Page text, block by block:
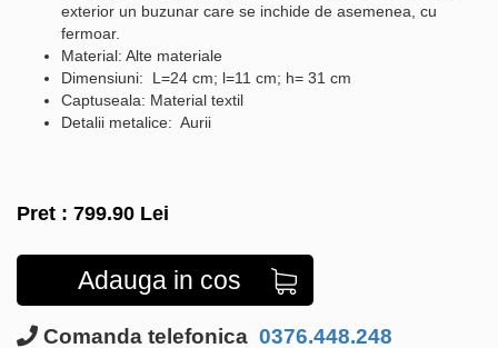
exterior un buzunar care se inchide de asemenea, cu
fermoar.
Material: Alte materiale
Dimensiuni: L=24 cm; l=11 cm; h= 31 cm
Captuseala: Material textil
Detalii metalice: Aurii
Pret : 799.90 Lei
Adauga in cos
Comanda telefonica 0376.448.248